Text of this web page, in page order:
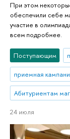
При этом
обеспечили себе
участие в
всем подробнее.
Поступающим
приемная
Абитуриентам
24 июля